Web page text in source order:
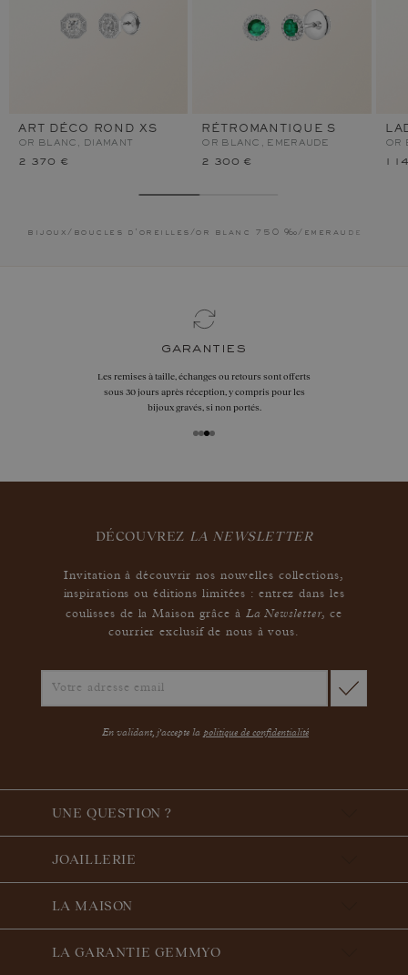
ART DÉCO ROND XS
OR BLANC, DIAMANT
2 370 €
RÉTROMANTIQUE S
OR BLANC, EMERAUDE
2 300 €
OR
1
bijoux / boucles d'oreilles / or blanc 750 ‰ / emeraude
garanties
Les remises à taille, échanges ou retours sont offerts
sous 30 jours après réception, y compris pour les
bijoux gravés, si non portés.
DÉCOUVREZ LA NEWSLETTER
Invitation à découvrir nos nouvelles collections,
inspirations ou éditions limitées : entrez dans les
coulisses de la Maison grâce à La Newsletter,ce
courrier exclusif de nous à vous.
En validant, j'accepte la politique de confidentialité
UNE QUESTION ?
JOAILLERIE
LA MAISON
LA GARANTIE GEMMYO